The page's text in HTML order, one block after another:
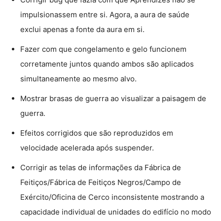
impulsionassem entre si. Agora, a aura de saúde
exclui apenas a fonte da aura em si.
Fazer com que congelamento e gelo funcionem
corretamente juntos quando ambos são aplicados
simultaneamente ao mesmo alvo.
Mostrar brasas de guerra ao visualizar a paisagem de
guerra.
Efeitos corrigidos que são reproduzidos em
velocidade acelerada após suspender.
Corrigir as telas de informações da Fábrica de
Feitiços/Fábrica de Feitiços Negros/Campo de
Exército/Oficina de Cerco inconsistente mostrando a
capacidade individual de unidades do edifício no modo